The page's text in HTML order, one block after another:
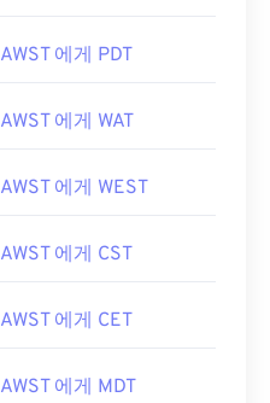
AWST 에게 PDT
AWST 에게 WAT
AWST 에게 WEST
AWST 에게 CST
AWST 에게 CET
AWST 에게 MDT